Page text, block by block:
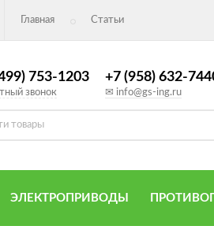
Главная Статьи
753-1203
звонок
+7 (958) 632-
✉ info@gs-ing.ru
ЭЛЕКТРОПРИВОДЫ